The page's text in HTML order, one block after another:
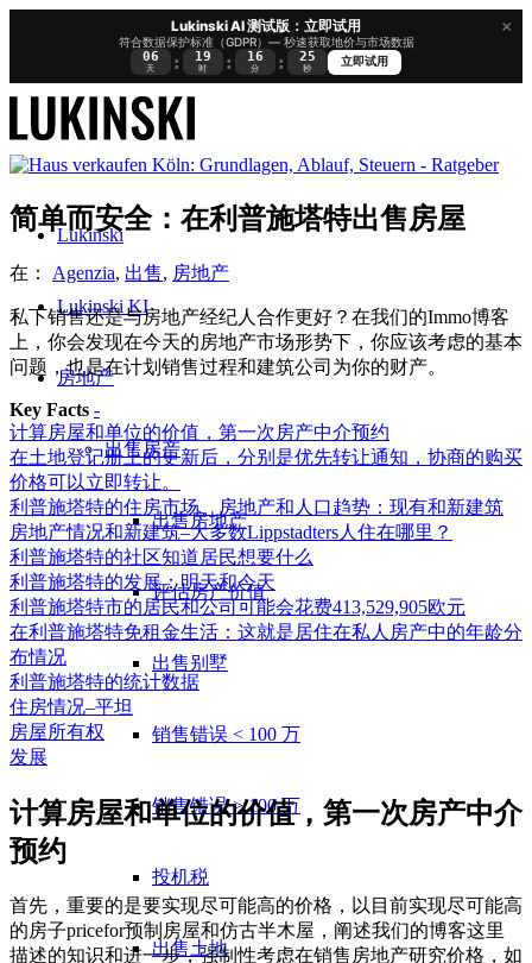
×
Lukinski AI 测试版：立即试用
符合数据保护标准（GDPR）— 秒速获取地价与市场数据
06
天 : 19
时 : 16
分 : 25
秒
立即试用
Lukinski
Lukinski KI
房地产
出售房产
出售房地产
评估房产价值
出售别墅
销售错误 < 100 万
销售错误 > 100 万
投机税
出售土地
简单而安全：在利普施塔特出售房屋
在： Agenzia, 出售, 房地产
私下销售还是与房地产经纪人合作更好？在我们的Immo博客
上，你会发现在今天的房地产市场形势下，你应该考虑的基本
问题，也是在计划销售过程和建筑公司为你的财产。
Key Facts -
计算房屋和单位的价值，第一次房产中介预约
在土地登记册上的更新后，分别是优先转让通知，协商的购买
价格可以立即转让。
利普施塔特的住房市场、房地产和人口趋势：现有和新建筑
房地产情况和新建筑–大多数Lippstadters人住在哪里？
利普施塔特的社区知道居民想要什么
利普施塔特的发展：明天和今天
利普施塔特市的居民和公司可能会花费413,529,905欧元
在利普施塔特免租金生活：这就是居住在私人房产中的年龄分
布情况
利普施塔特的统计数据
住房情况–平坦
房屋所有权
发展
计算房屋和单位的价值，第一次房产中介
预约
首先，重要的是要实现尽可能高的价格，以目前实现尽可能高
的房子pricefor预制房屋和仿古半木屋，阐述我们的博客这里
描述的知识和进一步，强制性考虑在销售房地产研究价格，如